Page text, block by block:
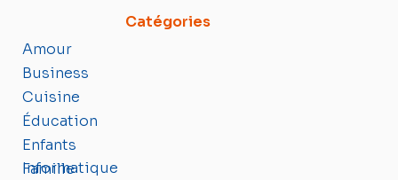
Catégories
Amour
Business
Cuisine
Éducation
Enfants
Famille
Informatique